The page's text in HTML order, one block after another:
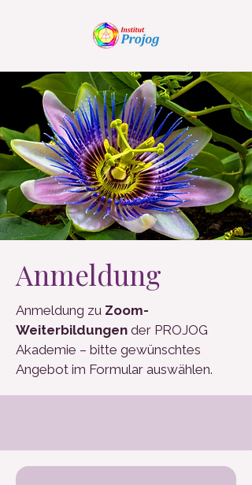
Anmeldung
Anmeldung zu Zoom-
Weiterbildungen der PROJOG
Akademie – bitte gewünschtes
Angebot im Formular auswählen.